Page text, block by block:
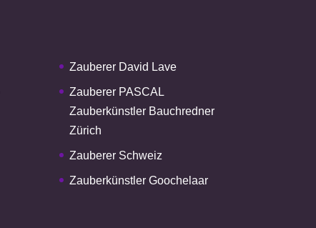
Zauberer David Lave
Zauberer PASCAL
Zauberkünstler Bauchredner
Zürich
Zauberer Schweiz
Zauberkünstler Goochelaar